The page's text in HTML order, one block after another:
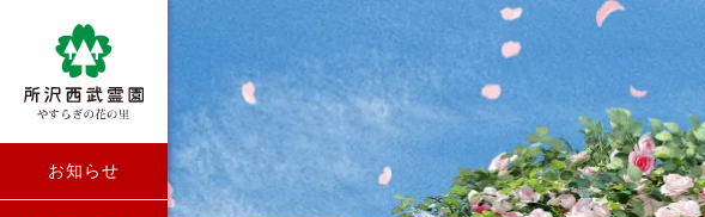
お知らせ